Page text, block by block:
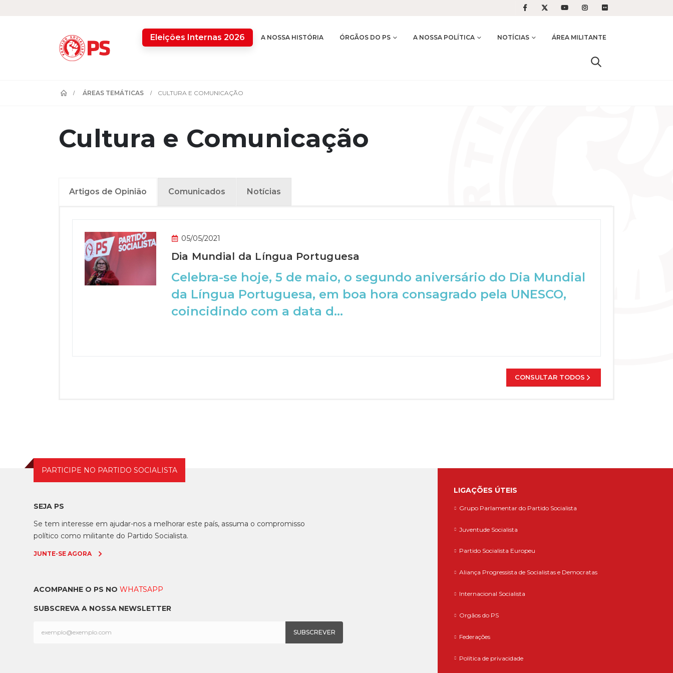
Eleições Internas 2026 A NOSSA HISTÓRIA ÓRGÃOS DO PS A NOSSA POLÍTICA NOTÍCIAS ÁREA MILITANTE
ÁREAS TEMÁTICAS CULTURA E COMUNICAÇÃO
Cultura e Comunicação
Artigos de Opinião Comunicados Notícias
05/05/2021
Dia Mundial da Língua Portuguesa
Celebra-se hoje, 5 de maio, o segundo aniversário do Dia Mundial
da Língua Portuguesa, em boa hora consagrado pela UNESCO,
coincidindo com a data d...
CONSULTAR TODOS
PARTICIPE NO PARTIDO SOCIALISTA
SEJA PS
Se tem interesse em ajudar-nos a melhorar este país, assuma o compromisso
político como militante do Partido Socialista.
JUNTE-SE AGORA
ACOMPANHE O PS NOWHATSAPP
SUBSCREVA A NOSSA NEWSLETTER
LIGAÇÕES ÚTEIS
Grupo Parlamentar do Partido Socialista
Juventude Socialista
Partido Socialista Europeu
Aliança Progressista de Socialistas e Democratas
Internacional Socialista
Orgãos do PS
Federações
Política de privacidade